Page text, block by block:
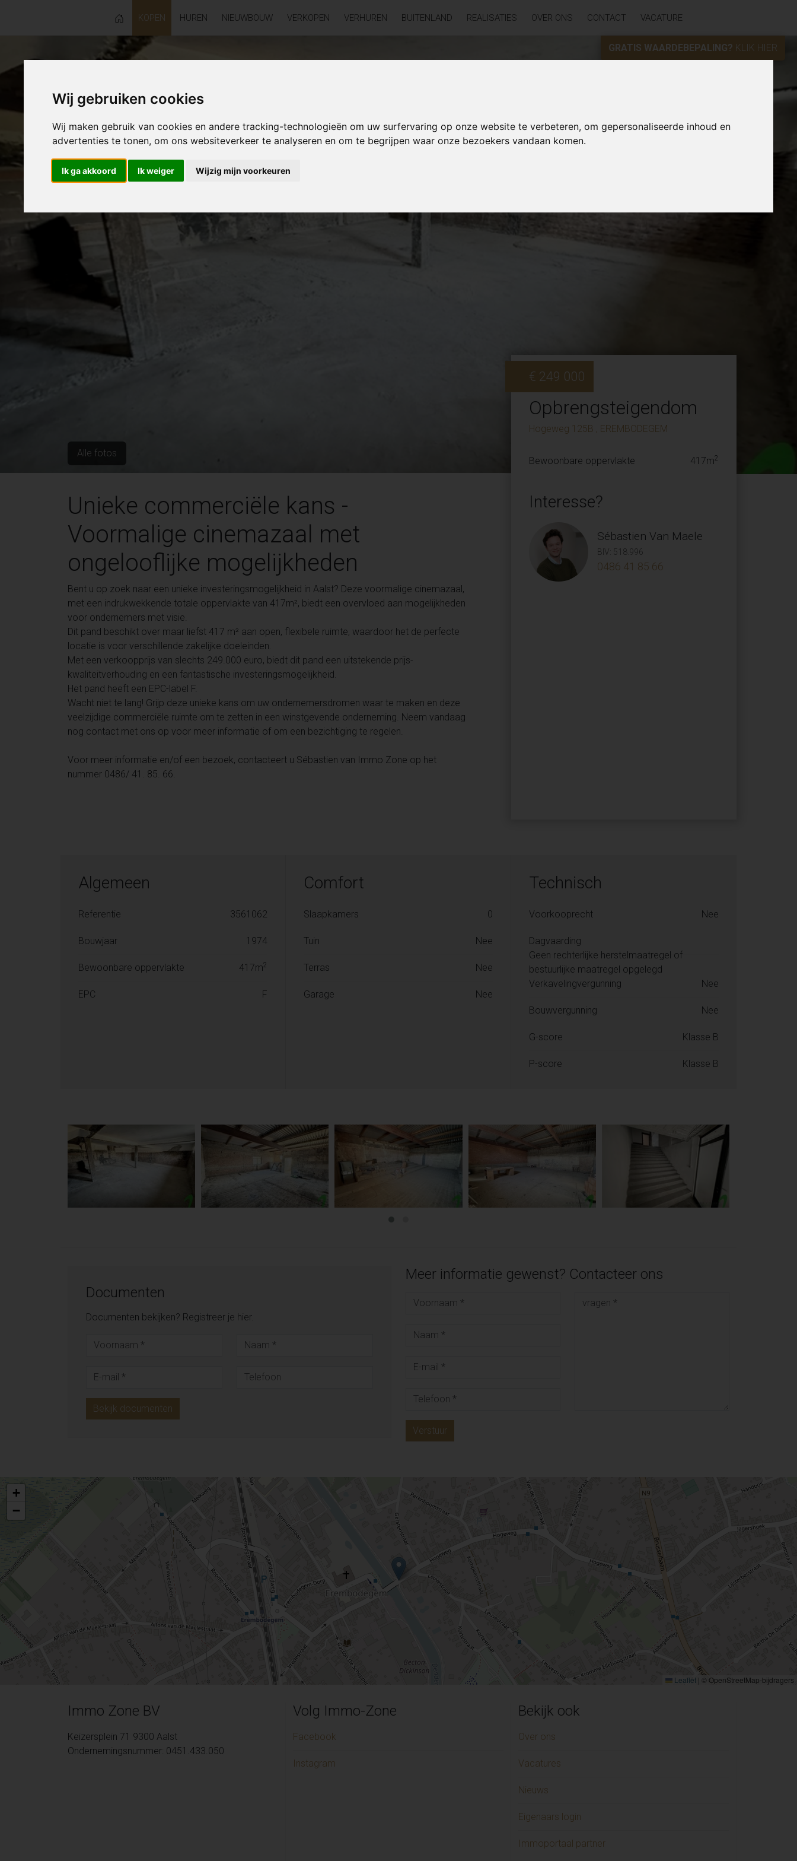
Wij gebruiken cookies
Wij maken gebruik van cookies en andere tracking-technologieën om uw surfervaring op onze website te verbeteren, om gepersonaliseerde inhoud en
advertenties te tonen, om ons websiteverkeer te analyseren en om te begrijpen waar onze bezoekers vandaan komen.
Ik ga akkoord Ik weiger Wijzig mijn voorkeuren
KOPEN HUREN NIEUWBOUW VERKOPEN VERHUREN BUITENLAND REALISATIES OVER ONS CONTACT VACATURE
GRATIS WAARDEBEPALING? KLIK HIER
Alle fotos
Opbrengsteigendom
Hogeweg 125B , EREMBODEGEM
€ 249 000
Bewoonbare oppervlakte 417m2
Unieke commerciële kans -
Voormalige cinemazaal met
ongelooflijke mogelijkheden
Bent u op zoek naar een unieke investeringsmogelijkheid in Aalst? Deze voormalige cinemazaal,
met een indrukwekkende totale oppervlakte van 417m², biedt een overvloed aan mogelijkheden
voor ondernemers met visie.
Dit pand beschikt over maar liefst 417 m² aan open, flexibele ruimte, waardoor het de perfecte
locatie is voor verschillende zakelijke doeleinden.
Met een verkoopprijs van slechts 249.000 euro, biedt dit pand een uitstekende prijs-
kwaliteitverhouding en een fantastische investeringsmogelijkheid.
Het pand heeft een EPC-label F.
Wacht niet te lang! Grijp deze unieke kans om uw ondernemersdromen waar te maken en deze
veelzijdige commerciële ruimte om te zetten in een winstgevende onderneming. Neem vandaag
nog contact met ons op voor meer informatie of om een bezichtiging te regelen.
Voor meer informatie en/of een bezoek, contacteert u Sébastien van Immo Zone op het
nummer 0486/ 41. 85. 66.
Interesse?
Sébastien Van Maele
BIV: 518.996
0486 41 85 66
Algemeen
Referentie 3561062
Bouwjaar 1974
Bewoonbare oppervlakte 417m2
EPC F
Comfort
Slaapkamers 0
Tuin Nee
Terras Nee
Garage Nee
Technisch
Voorkooprecht Nee
Dagvaarding
Geen rechterlijke herstelmaatregel of
bestuurlijke maatregel opgelegd
Verkavelingvergunning
Nee
Bouwvergunning Nee
G-score Klasse B
P-score Klasse B
Documenten
Documenten bekijken? Registreer je hier.
Bekijk documenten
Meer informatie gewenst? Contacteer ons
Verstuur
+
−
Leaflet | © OpenStreetMap-bijdragers
Immo Zone BV
Keizersplein 71 9300 Aalst
Ondernemingsnummer: 0451.433.050
Volg Immo-Zone
Facebook
Instagram
Bekijk ook
Over ons
Vacatures
Nieuws
Eigenaars login
Immoportaal partner